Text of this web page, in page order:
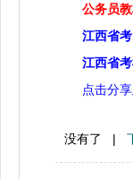
公务员
江西省
江西省
点击分
没有了 |